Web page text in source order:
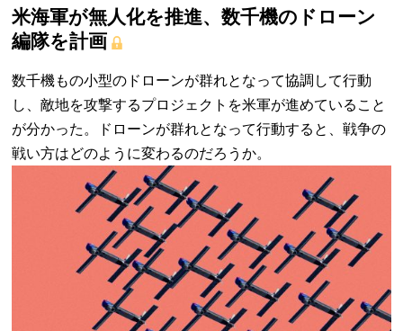
米海軍が無人化を推進、数千機のドローン
編隊を計画
数千機もの小型のドローンが群れとなって協調して行動
し、敵地を攻撃するプロジェクトを米軍が進めていること
が分かった。ドローンが群れとなって行動すると、戦争の
戦い方はどのように変わるのだろうか。